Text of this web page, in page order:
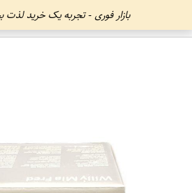
بازار فوری - تجربه یک خرید